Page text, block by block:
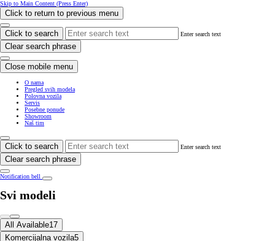
Skip to Main Content (Press Enter)
Click to return to previous menu
Click to search Enter search text
Clear search phrase
Close mobile menu
O nama
Pregled svih modela
Polovna vozila
Servis
Posebne ponude
Showroom
Naš tim
Click to search Enter search text
Clear search phrase
Notification bell
Svi modeli
All Available17
Komercijalna vozila5